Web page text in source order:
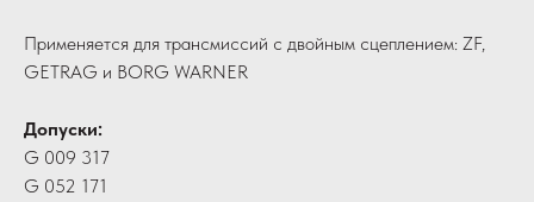
Применяется для трансмиссий с двойным сцеплением: ZF,
GETRAG и BORG WARNER
Допуски:
G 009 317
G 052 171